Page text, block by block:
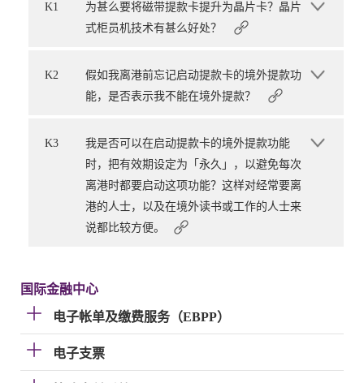
K1
为甚么要将磁带提款卡提升为晶片卡？晶片
式柜员机技术有甚么好处？
K2
假如我离港前忘记启动提款卡的境外提款功
能，是否表示我不能在境外提款？
K3
我是否可以在启动提款卡的境外提款功能
时，把有效期设定为「永久」，以避免每次
离港时都要启动这项功能？这样对经常要离
港的人士，以及在境外读书或工作的人士来
说都比较方便。
国际金融中心
电子帐单及缴费服务（EBPP）
电子支票